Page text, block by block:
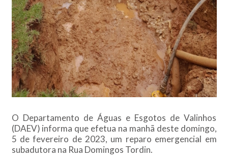
O Departamento de Águas e Esgotos de Valinhos
(DAEV) informa que efetua na manhã deste domingo,
5 de fevereiro de 2023, um reparo emergencial em
subadutora na Rua Domingos Tordin.